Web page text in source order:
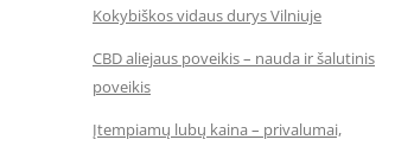
Kokybiškos vidaus durys Vilniuje
CBD aliejaus poveikis – nauda ir šalutinis
poveikis
Įtempiamų lubų kaina – privalumai,